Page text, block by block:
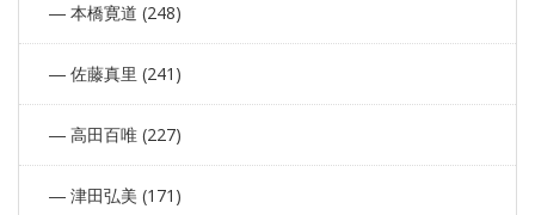
本橋寛道 (248)
佐藤真里 (241)
高田百唯 (227)
津田弘美 (171)